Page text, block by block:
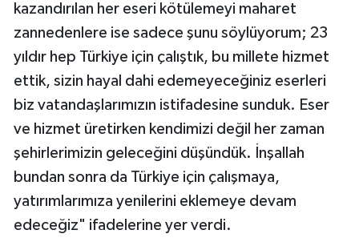
kazandırılan her eseri kötülemeyi maharet
zannedenlere ise sadece şunu söylüyorum; 23
yıldır hep Türkiye için çalıştık, bu millete hizmet
ettik, sizin hayal dahi edemeyeceğiniz eserleri
biz vatandaşlarımızın istifadesine sunduk. Eser
ve hizmet üretirken kendimizi değil her zaman
şehirlerimizin geleceğini düşündük. İnşallah
bundan sonra da Türkiye için çalışmaya,
yatırımlarımıza yenilerini eklemeye devam
edeceğiz" ifadelerine yer verdi.